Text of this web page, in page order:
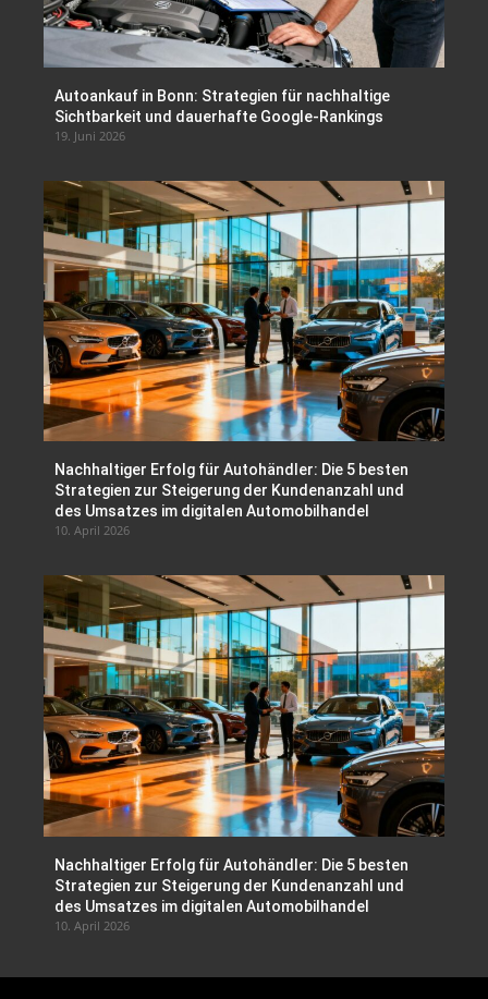
Autoankauf in Bonn: Strategien für nachhaltige
Sichtbarkeit und dauerhafte Google-Rankings
19. Juni 2026
Nachhaltiger Erfolg für Autohändler: Die 5 besten
Strategien zur Steigerung der Kundenanzahl und
des Umsatzes im digitalen Automobilhandel
10. April 2026
Nachhaltiger Erfolg für Autohändler: Die 5 besten
Strategien zur Steigerung der Kundenanzahl und
des Umsatzes im digitalen Automobilhandel
10. April 2026